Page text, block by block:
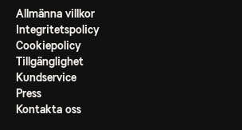
Allmänna villkor
Integritetspolicy
Cookiepolicy
Tillgänglighet
Kundservice
Press
Kontakta oss